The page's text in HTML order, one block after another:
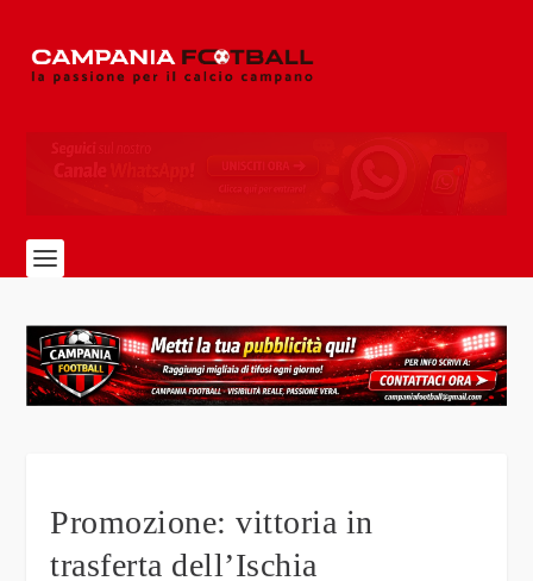
Promozione: vittoria in
trasferta dell’Ischia